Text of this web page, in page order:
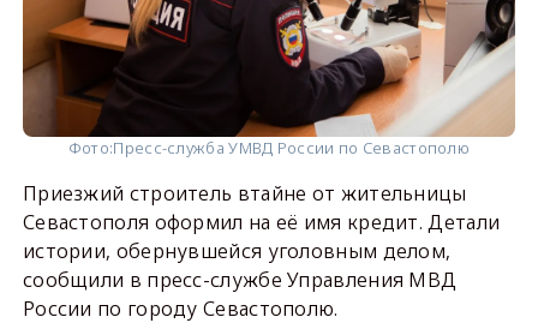
Фото:Пресс-служба УМВД России по Севастополю
Приезжий строитель втайне от жительницы
Севастополя оформил на её имя кредит. Детали
истории, обернувшейся уголовным делом,
сообщили в пресс-службе Управления МВД
России по городу Севастополю.